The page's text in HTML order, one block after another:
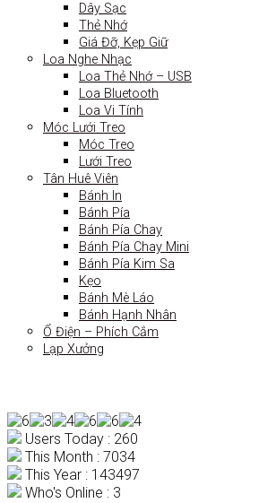
Dây Sạc
Thẻ Nhớ
Giá Đỡ, Kẹp Giữ
Loa Nghe Nhạc
Loa Thẻ Nhớ – USB
Loa Bluetooth
Loa Vi Tính
Móc Lưới Treo
Móc Treo
Lưới Treo
Tân Huê Viên
Bánh In
Bánh Pía
Bánh Pía Chay
Bánh Pía Chay Mini
Bánh Pía Kim Sa
Kẹo
Bánh Mè Láo
Bánh Hạnh Nhân
Ổ Điện – Phích Cắm
Lạp Xưởng
Users Today : 260
This Month : 7034
This Year : 143497
Who's Online : 3